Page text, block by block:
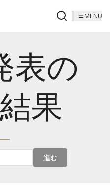
MENU
表の
果
進む